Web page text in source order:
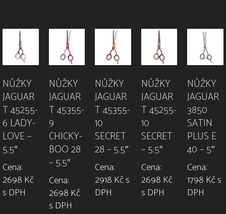
NŮŽKY
JAGUAR
T 45255-
6 LADY-
LOVE –
5.5″
Cena:
2698 Kč
s DPH
NŮŽKY
JAGUAR
T 45355-
9
CHICKY-
BOO 28
– 5.5″
Cena:
2698 Kč
s DPH
NŮŽKY
JAGUAR
T 45355-
10
SECRET
28 – 5.5″
Cena:
2918 Kč s
DPH
NŮŽKY
JAGUAR
T 45255-
10
SECRET
– 5.5″
Cena:
2698 Kč
s DPH
NŮŽKY
JAGUAR
3850
SATIN
PLUS E
40 – 5″
Cena:
1798 Kč s
DPH